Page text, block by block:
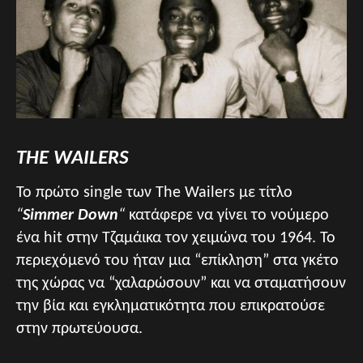
THE WAILERS
Το πρώτο single των The Wailers με τίτλο
“Simmer Down“ κατάφερε να γίνει το νούμερο
ένα hit στην Τζαμάικα τον χειμώνα του 1964. Το
περιεχόμενό του ήταν μια “επίκληση” στα γκέτο
της χώρας να “χαλαρώσουν” και να σταματήσουν
την βία και εγκληματικότητα που επικρατούσε
στην πρωτεύουσα.